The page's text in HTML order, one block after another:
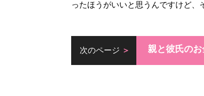
ったほうがいいと思うんですけど、
次のページ 親と彼氏の